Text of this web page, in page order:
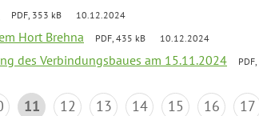
PDF, 353 kB 10.12.2024
Hort Brehna PDF, 435 kB 10.12.2024
des Verbindungsbaues am 15.11.2024
11 12 13 14 15 16 17